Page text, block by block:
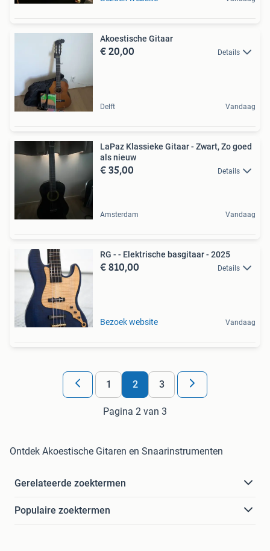
Akoestische Gitaar
€ 20,00 Details
Delft Vandaag
LaPaz Klassieke Gitaar - Zwart, Zo goed
als nieuw
€ 35,00 Details
Amsterdam Vandaag
RG - - Elektrische basgitaar - 2025
€ 810,00 Details
Bezoek website Vandaag
1 2 3
Pagina 2 van 3
Ontdek Akoestische Gitaren en Snaarinstrumenten
Gerelateerde zoektermen
Populaire zoektermen